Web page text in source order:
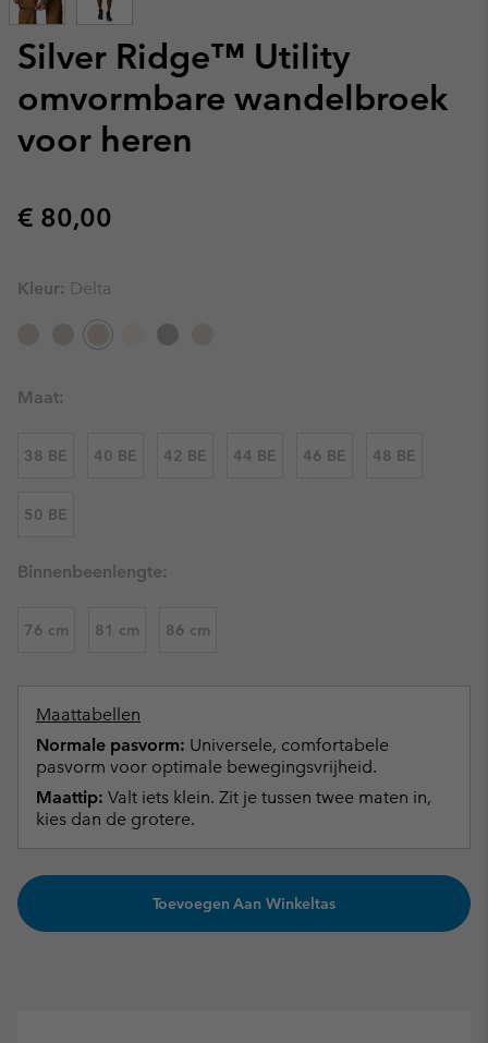
Silver Ridge™ Utility
omvormbare wandelbroek
voor heren
Regular price:
€ 80,00
Kleur: Delta
Maat:
38 BE 40 BE 42 BE 44 BE 46 BE 48 BE
50 BE
Binnenbeenlengte:
76 cm 81 cm 86 cm
Maattabellen
Normale pasvorm: Universele, comfortabele
pasvorm voor optimale bewegingsvrijheid.
Maattip: Valt iets klein. Zit je tussen twee maten in,
kies dan de grotere.
Toevoegen Aan Winkeltas